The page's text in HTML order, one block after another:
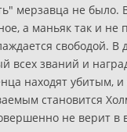
мерзавца не было.
а маньяк так и не
свободой. В
всех званий и
находят убитым, и
становится
не верит в